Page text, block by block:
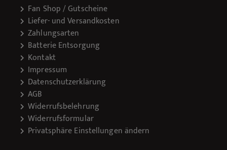
Fan Shop / Gutscheine
Liefer- und Versandkosten
Zahlungsarten
Batterie Entsorgung
Kontakt
Impressum
Datenschutzerklärung
AGB
Widerrufsbelehrung
Widerrufsformular
Privatsphäre Einstellungen ändern